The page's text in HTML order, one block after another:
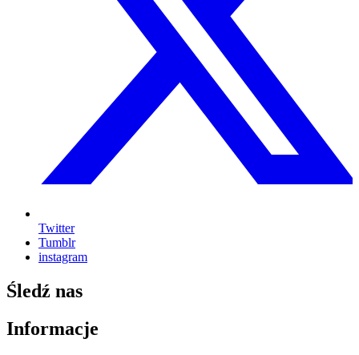
Twitter
Tumblr
instagram
Śledź nas
Informacje